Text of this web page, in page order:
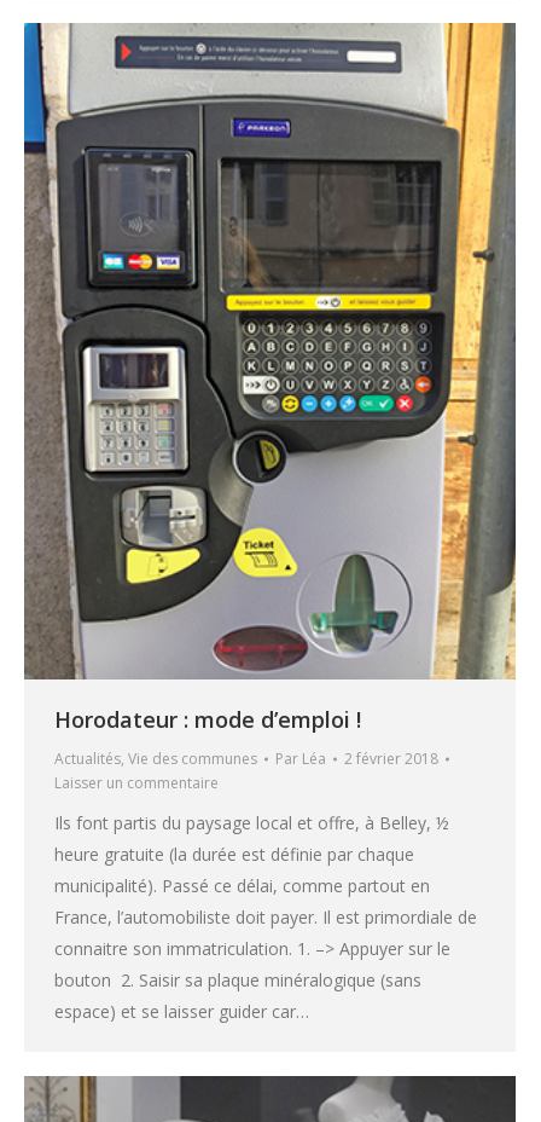
Horodateur : mode d’emploi !
Actualités, Vie des communes Par Léa
2 février 2018
Laisser un commentaire
Ils font partis du paysage local et offre, à Belley, ½
heure gratuite (la durée est définie par chaque
municipalité). Passé ce délai, comme partout en
France, l’automobiliste doit payer. Il est primordiale de
connaitre son immatriculation. 1. –> Appuyer sur le
bouton 2. Saisir sa plaque minéralogique (sans
espace) et se laisser guider car…